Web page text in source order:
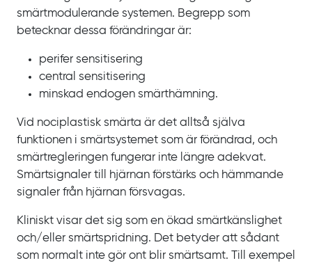
smärtmodulerande systemen. Begrepp som
betecknar dessa förändringar är:
perifer sensitisering
central sensitisering
minskad endogen smärthämning.
Vid nociplastisk smärta är det alltså själva
funktionen i smärtsystemet som är förändrad, och
smärtregleringen fungerar inte längre adekvat.
Smärtsignaler till hjärnan förstärks och hämmande
signaler från hjärnan försvagas.
Kliniskt visar det sig som en ökad smärtkänslighet
och/eller smärtspridning. Det betyder att sådant
som normalt inte gör ont blir smärtsamt. Till exempel